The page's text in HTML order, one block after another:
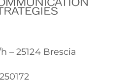
– 25124 Brescia